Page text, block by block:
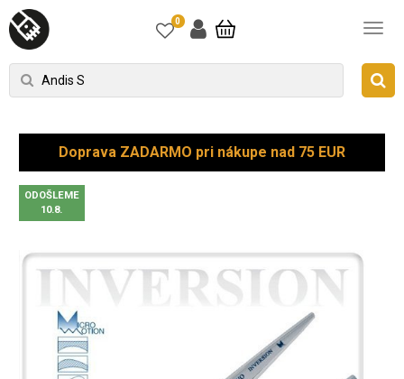
0
Doprava ZADARMO pri nákupe nad 75 EUR
ODOŠLEME
10.8.